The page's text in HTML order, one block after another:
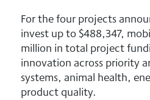
For the four projects
invest up to $488,347,
million in total project
innovation across priority
systems, animal health,
product quality.